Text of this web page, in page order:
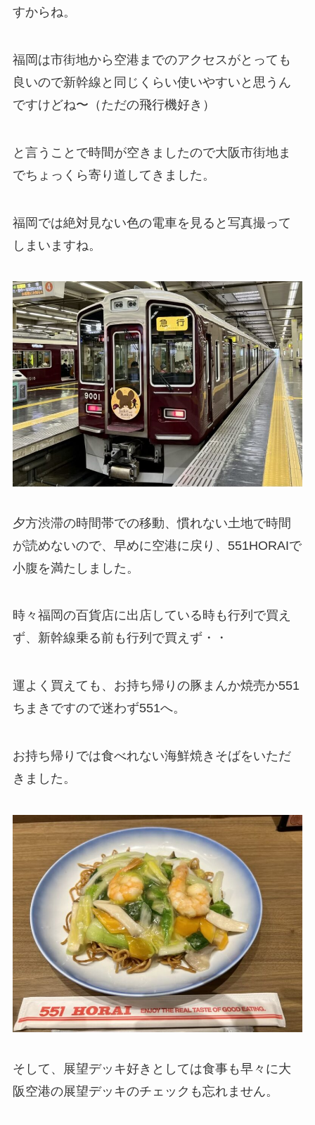
すからね。
福岡は市街地から空港までのアクセスがとっても
良いので新幹線と同じくらい使いやすいと思うん
ですけどね〜（ただの飛行機好き）
と言うことで時間が空きましたので大阪市街地ま
でちょっくら寄り道してきました。
福岡では絶対見ない色の電車を見ると写真撮って
しまいますね。
夕方渋滞の時間帯での移動、慣れない土地で時間
が読めないので、早めに空港に戻り、551HORAIで
小腹を満たしました。
時々福岡の百貨店に出店している時も行列で買え
ず、新幹線乗る前も行列で買えず・・
運よく買えても、お持ち帰りの豚まんか焼売か551
ちまきですので迷わず551へ。
お持ち帰りでは食べれない海鮮焼きそばをいただ
きました。
そして、展望デッキ好きとしては食事も早々に大
阪空港の展望デッキのチェックも忘れません。